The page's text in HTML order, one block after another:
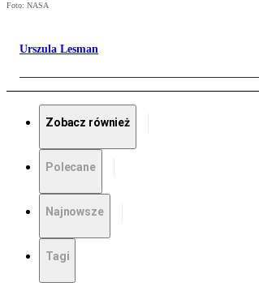
Foto: NASA
Urszula Lesman
Zobacz również
Polecane
Najnowsze
Tagi